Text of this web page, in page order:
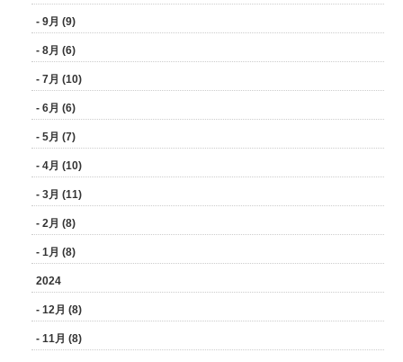
- 9月 (9)
- 8月 (6)
- 7月 (10)
- 6月 (6)
- 5月 (7)
- 4月 (10)
- 3月 (11)
- 2月 (8)
- 1月 (8)
2024
- 12月 (8)
- 11月 (8)